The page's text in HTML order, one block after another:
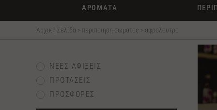
ΑΡΩΜΑΤΑ
Αρχική Σελίδα > περιποιηση σωματος > αφρολουτρο
ΝΕΕΣ ΑΦΙΞΕΙΣ
ΠΡΟΤΑΣΕΙΣ
ΠΡΟΣΦΟΡΕΣ